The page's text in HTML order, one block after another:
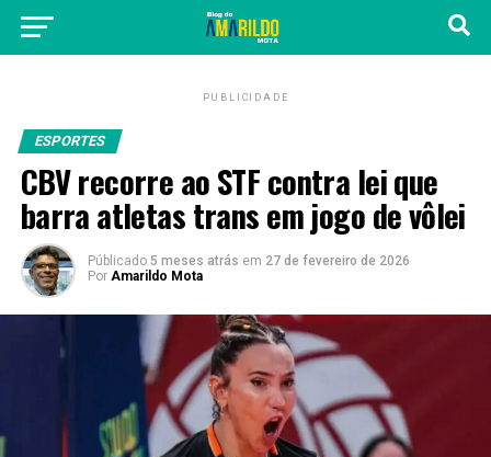
PUBLICIDADE
ESPORTES
CBV recorre ao STF contra lei que
barra atletas trans em jogo de vôlei
Públicado 5 meses atrás em 27 de fevereiro de 2026
Por Amarildo Mota